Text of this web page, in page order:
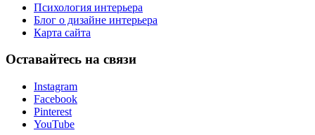
Психология интерьера
Блог о дизайне интерьера
Карта сайта
Оставайтесь на связи
Instagram
Facebook
Pinterest
YouTube